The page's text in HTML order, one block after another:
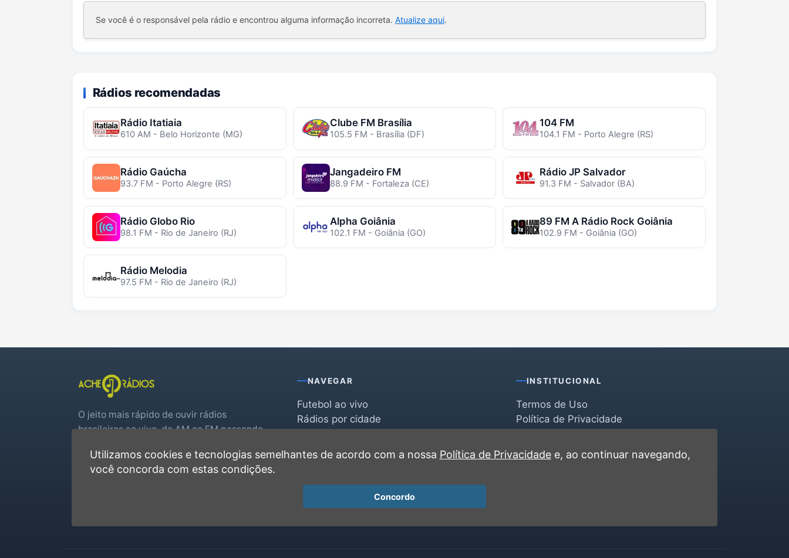
Se você é o responsável pela rádio e encontrou alguma informação incorreta. Atualize aqui.
Rádios recomendadas
Rádio Itatiaia
610 AM - Belo Horizonte (MG)
Clube FM Brasília
105.5 FM - Brasília (DF)
104 FM
104.1 FM - Porto Alegre (RS)
Rádio Gaúcha
93.7 FM - Porto Alegre (RS)
Jangadeiro FM
88.9 FM - Fortaleza (CE)
Rádio JP Salvador
91.3 FM - Salvador (BA)
Rádio Globo Rio
98.1 FM - Rio de Janeiro (RJ)
Alpha Goiânia
102.1 FM - Goiânia (GO)
89 FM A Rádio Rock Goiânia
102.9 FM - Goiânia (GO)
Rádio Melodia
97.5 FM - Rio de Janeiro (RJ)
O jeito mais rápido de ouvir rádios
brasileiras ao vivo, do AM ao FM passando
real.
NAVEGAR
Futebol ao vivo
Rádios por cidade
Favoritas
INSTITUCIONAL
Termos de Uso
Política de Privacidade
Contato
Utilizamos cookies e tecnologias semelhantes de acordo com a nossa Política de Privacidadee, ao continuar navegando,
você concorda com estas condições.
Concordo